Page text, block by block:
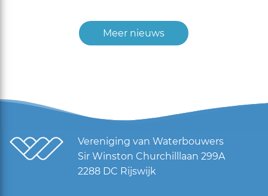
Meer nieuws
Vereniging van Waterbouwers
Sir Winston Churchilllaan 299A
2288 DC Rijswijk